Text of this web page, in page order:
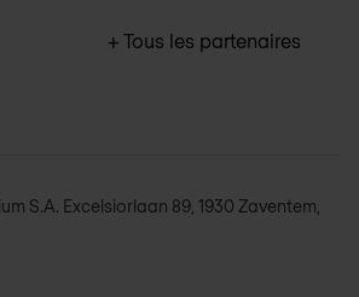
+ Tous les partenaires
S.A. Excelsiorlaan 89, 1930 Zaventem,